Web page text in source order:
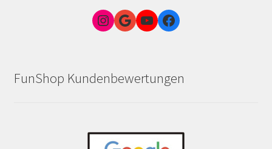
Instagram
Google Link zum FunShop WienYouTubeFacebook
FunShop Kundenbewertungen